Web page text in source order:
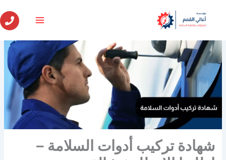
المحتوى
شهادة تركيب أدوات السلامة –